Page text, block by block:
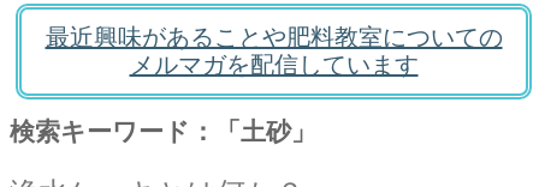
最近興味があることや肥料教室についての
メルマガを配信しています
検索キーワード：「土砂」